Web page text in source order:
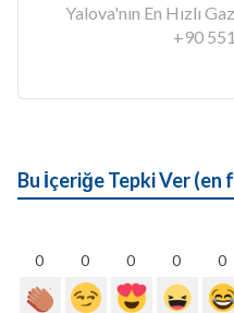
Yalova'nın En Hızlı
+90
Bu İçeriğe Tepki Ver (en
0 0 0 0 0